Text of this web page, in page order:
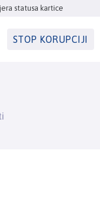
statusa kartice
STOP KORUPCIJI